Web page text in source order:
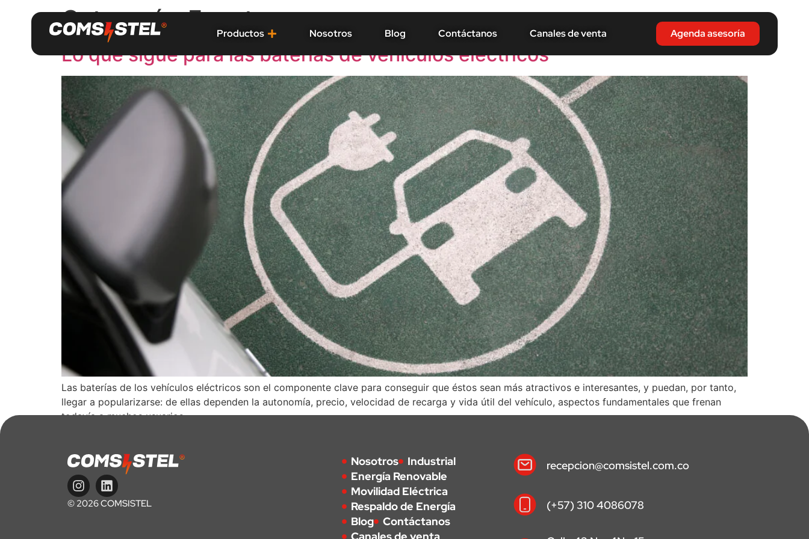
Productos Nosotros Blog Contáctanos Canales de venta Agenda asesoría
Categoría:Eventos
Lo que sigue para las baterías de vehículos eléctricos
Las baterías de los vehículos eléctricos son el componente clave para conseguir que éstos sean más atractivos e interesantes, y puedan, por tanto,
llegar a popularizarse: de ellas dependen la autonomía, precio, velocidad de recarga y vida útil del vehículo, aspectos fundamentales que frenan
todavía a muchos usuarios.
© 2026 COMSISTEL
Nosotros
Industrial
Energía Renovable
Movilidad Eléctrica
Respaldo de Energía
Blog
Contáctanos
recepcion@comsistel.com.co
(+57) 310 4086078